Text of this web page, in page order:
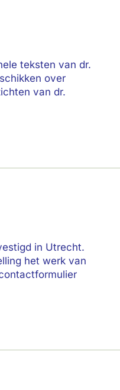
teksten van dr.
over
van dr.
in Utrecht.
het werk van